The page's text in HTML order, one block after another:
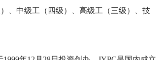
、中级工（四级）、高级工（三级）、技